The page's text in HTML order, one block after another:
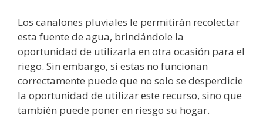
Los canalones pluviales le permitirán recolectar
esta fuente de agua, brindándole la
oportunidad de utilizarla en otra ocasión para el
riego. Sin embargo, si estas no funcionan
correctamente puede que no solo se desperdicie
la oportunidad de utilizar este recurso, sino que
también puede poner en riesgo su hogar.